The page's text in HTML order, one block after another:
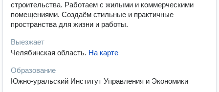
строительства. Работаем с жилыми и коммерческими
помещениями. Создаём стильные и практичные
пространства для жизни и работы.
Выезжает
Челябинская область. На карте
Образование
Южно-уральский Институт Управления и Экономики